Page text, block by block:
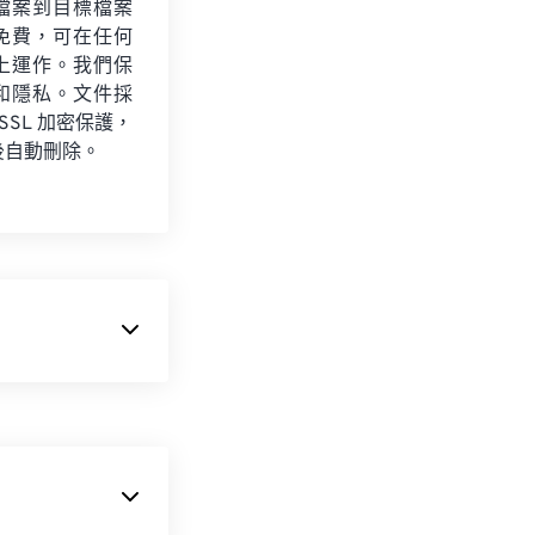
案到目標檔案
費，可在任何
運作。我們保
隱私。文件採
加密保護，
動刪除。